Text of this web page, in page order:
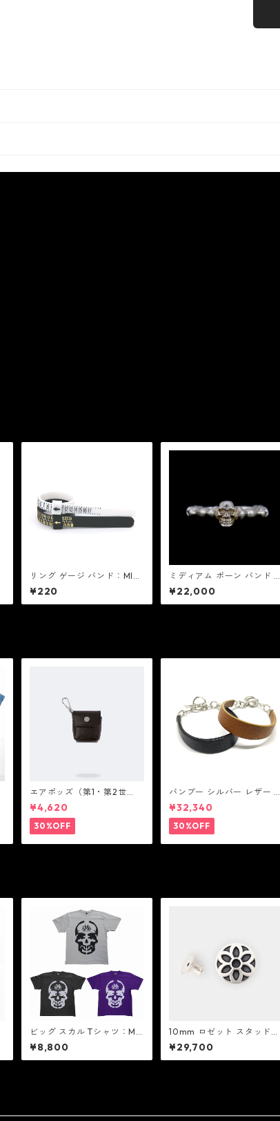
リング ゲージ バンド：MIC
ミック
¥220
ミディアム ボーン バンド リ
ング：MIC&Co. ミック アン
ド コー
¥22,000
エアポッズ（第1・第2世
代）ポーチ：BANDOLIER
バンドリヤー
¥4,620
30%OFF
バンブー シルバー レザー リ
ンク ステーション ブレスレ
ット：JOHN HARDY ジョン
ハーディー
¥32,340
30%OFF
ビッグ スカル Tシャツ：MI
C&Co. ミック アンド コー
¥8,800
10mm ロゼット スタッド：
Good Art HLYWD グッド ア
ート ハリウッド
¥29,700